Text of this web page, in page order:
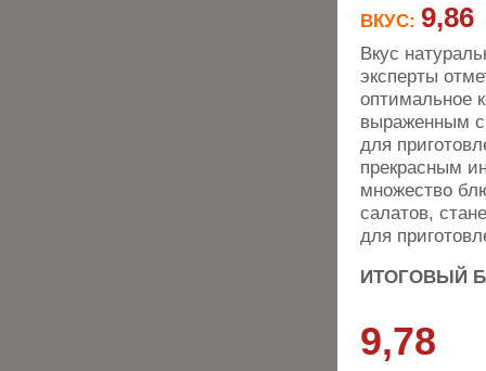
ВКУС: 9,86
Вкус
эксперты
оптимальное
выраженным
для
прекрасным
множество
салатов,
для
ИТОГОВЫЙ
9,78